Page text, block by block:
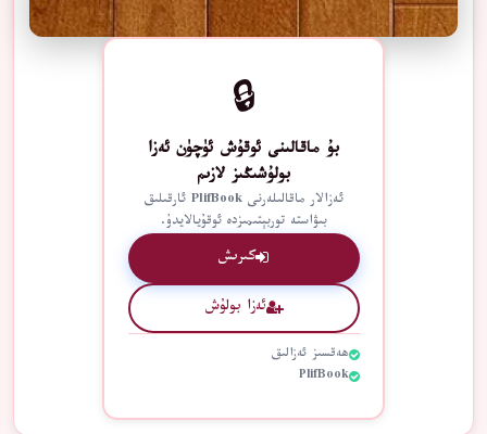
🔒
بۇ ماقالىنى ئوقۇش ئۈچۈن ئەزا
بولۇشىڭىز لازىم
ئەزالار ماقالىلەرنى PlifBook ئارقىلىق
بىۋاستە توربېتىمىزدە ئوقۇيالايدۇ.
كىرىش
ئەزا بولۇش
ھەقسىز ئەزالىق
PlifBook